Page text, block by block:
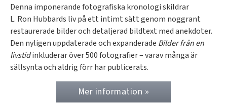
Denna imponerande fotografiska kronologi skildrar
L. Ron Hubbards liv på ett intimt sätt genom noggrant
restaurerade bilder och detaljerad bildtext med anekdoter.
Den nyligen uppdaterade och expanderade Bilder från en
livstidinkluderar över 500 fotografier – varav många är
sällsynta och aldrig förr har publicerats.
Mer information »